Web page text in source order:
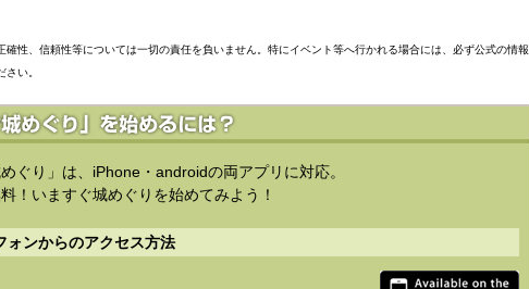
性、信頼性等については一切の責任を負いません。特にイベント等へ行かれる場合には、必ず公式の情報
い。
めぐり」は、iPhone・androidの両アプリに対応。
！いますぐ城めぐりを始めてみよう！
ォンからのアクセス方法